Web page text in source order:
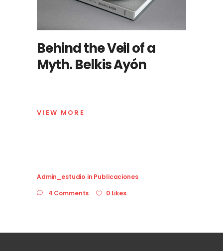
Behind the Veil of a
Myth. Belkis Ayón
VIEW MORE
Admin_estudio in Publicaciones
4 Comments
0 Likes